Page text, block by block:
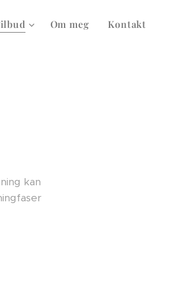
Om meg Kontakt
kan